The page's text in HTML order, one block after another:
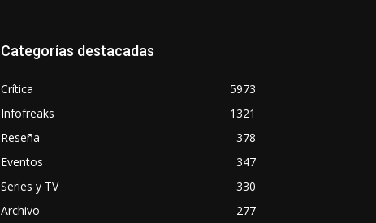
Categorías destacadas
Crítica
5973
Infofreaks
1321
Reseña
378
Eventos
347
Series y TV
330
Archivo
277